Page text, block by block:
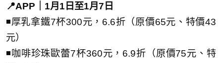
📍APP｜1月1日至1月7日
◾厚乳拿鐵7杯300元，6.6折（原價65元、特價43
元）
◾咖啡珍珠歐蕾7杯360元，6.9折（原價75元、特